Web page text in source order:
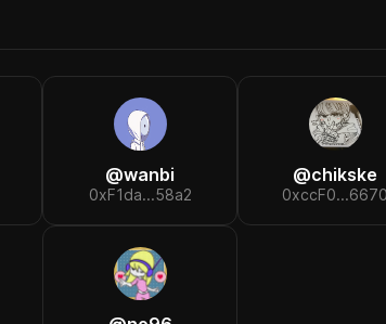
@wanbi
0xF1da...58a2
@chikske
0xccF0...6670